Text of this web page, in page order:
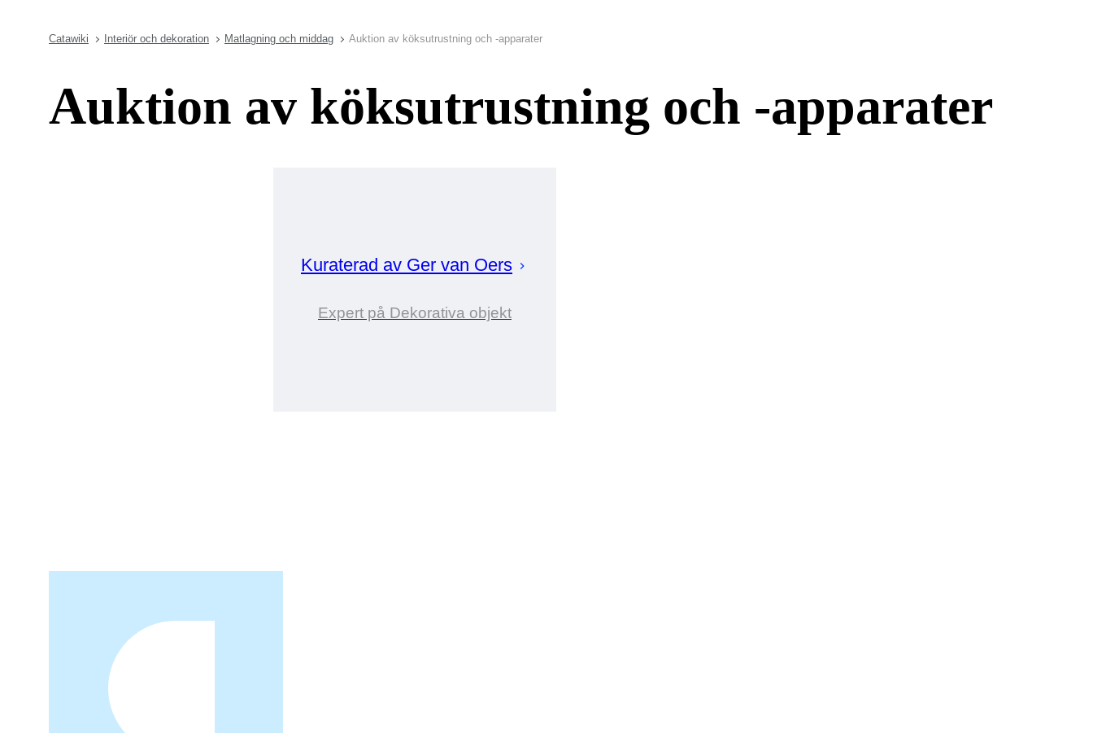
Catawiki Interiör och dekoration Matlagning och middag Auktion av köksutrustning och -apparater
Auktion av köksutrustning och -apparater
Kuraterad av Ger van Oers
Expert på Dekorativa objekt